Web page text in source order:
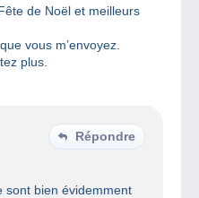
de Noël et meilleurs
vous m’envoyez.
plus.
Répondre
sont bien évidemment